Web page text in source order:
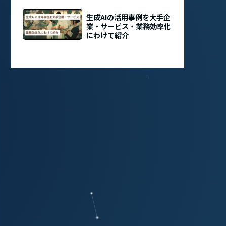
生成AIの活用事例を大手企
業・サービス・業務効率化
にわけて紹介